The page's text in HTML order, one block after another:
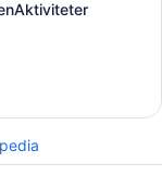
Aktiviteter